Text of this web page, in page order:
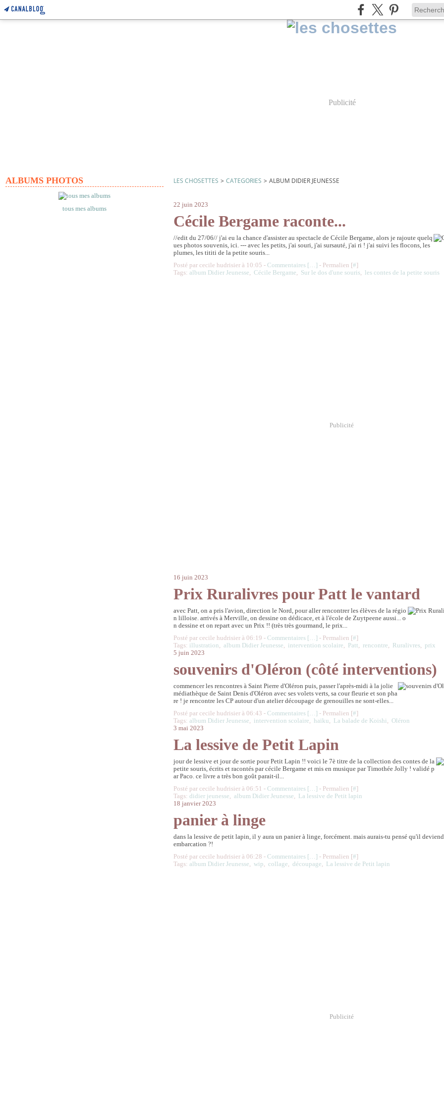
Publicité
ALBUMS PHOTOS
tous mes albums
LES CHOSETTES > CATEGORIES > ALBUM DIDIER JEUNESSE
22 juin 2023
Cécile Bergame raconte...
//edit du 27/06// j'ai eu la chance d'assister au spectacle de Cécile Bergame, alors je rajoute quelq
ues photos souvenis, ici. --- avec les petits, j'ai souri, j'ai sursauté, j'ai ri ! j'ai suivi les flocons, les
plumes, les tititi de la petite souris...
Posté par cecile hudrisier à 10:05 -Commentaires […] - Permalien [#]
Tags:album Didier Jeunesse,Cécile Bergame, Sur le dos d'une souris, les contes de la petite souris
Publicité
16 juin 2023
Prix Ruralivres pour Patt le vantard
avec Patt, on a pris l'avion, direction le Nord, pour aller rencontrer les élèves de la régio
n lilloise. arrivés à Merville, on dessine on dédicace, et à l'école de Zuytpeene aussi... o
n dessine et on repart avec un Prix !! (très très gourmand, le prix...
Posté par cecile hudrisier à 06:19 -Commentaires […] - Permalien [#]
Tags: illustration,album Didier Jeunesse, intervention scolaire, Patt, rencontre, Ruralivres, prix
5 juin 2023
souvenirs d'Oléron (côté interventions)
commencer les rencontres à Saint Pierre d'Oléron puis, passer l'après-midi à la jolie
médiathèque de Saint Denis d'Oléron avec ses volets verts, sa cour fleurie et son pha
re ! je rencontre les CP autour d'un atelier découpage de grenouilles ne sont-elles...
Posté par cecile hudrisier à 06:43 -Commentaires […] - Permalien [#]
Tags:album Didier Jeunesse, intervention scolaire, haïku, La balade de Koishi,Oléron
3 mai 2023
La lessive de Petit Lapin
jour de lessive et jour de sortie pour Petit Lapin !! voici le 7è titre de la collection des contes de la
petite souris, écrits et racontés par cécile Bergame et mis en musique par Timothée Jolly ! validé p
ar Paco. ce livre a très bon goût parait-il...
Posté par cecile hudrisier à 06:51 -Commentaires […] - Permalien [#]
Tags:didier jeunesse,album Didier Jeunesse, La lessive de Petit lapin
18 janvier 2023
panier à linge
dans la lessive de petit lapin, il y aura un panier à linge, forcément. mais aurais-tu pensé qu'il
embarcation ?!
Posté par cecile hudrisier à 06:28 -Commentaires […] - Permalien [#]
Tags:album Didier Jeunesse,wip,collage,découpage, La lessive de Petit lapin
Publicité